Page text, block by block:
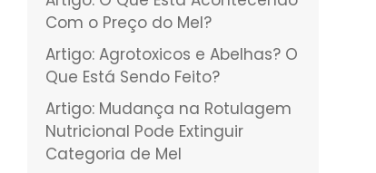
Com o Preço do Mel?
Artigo: Agrotoxicos e Abelhas? O
Que Está Sendo Feito?
Artigo: Mudança na Rotulagem
Nutricional Pode Extinguir
Categoria de Mel